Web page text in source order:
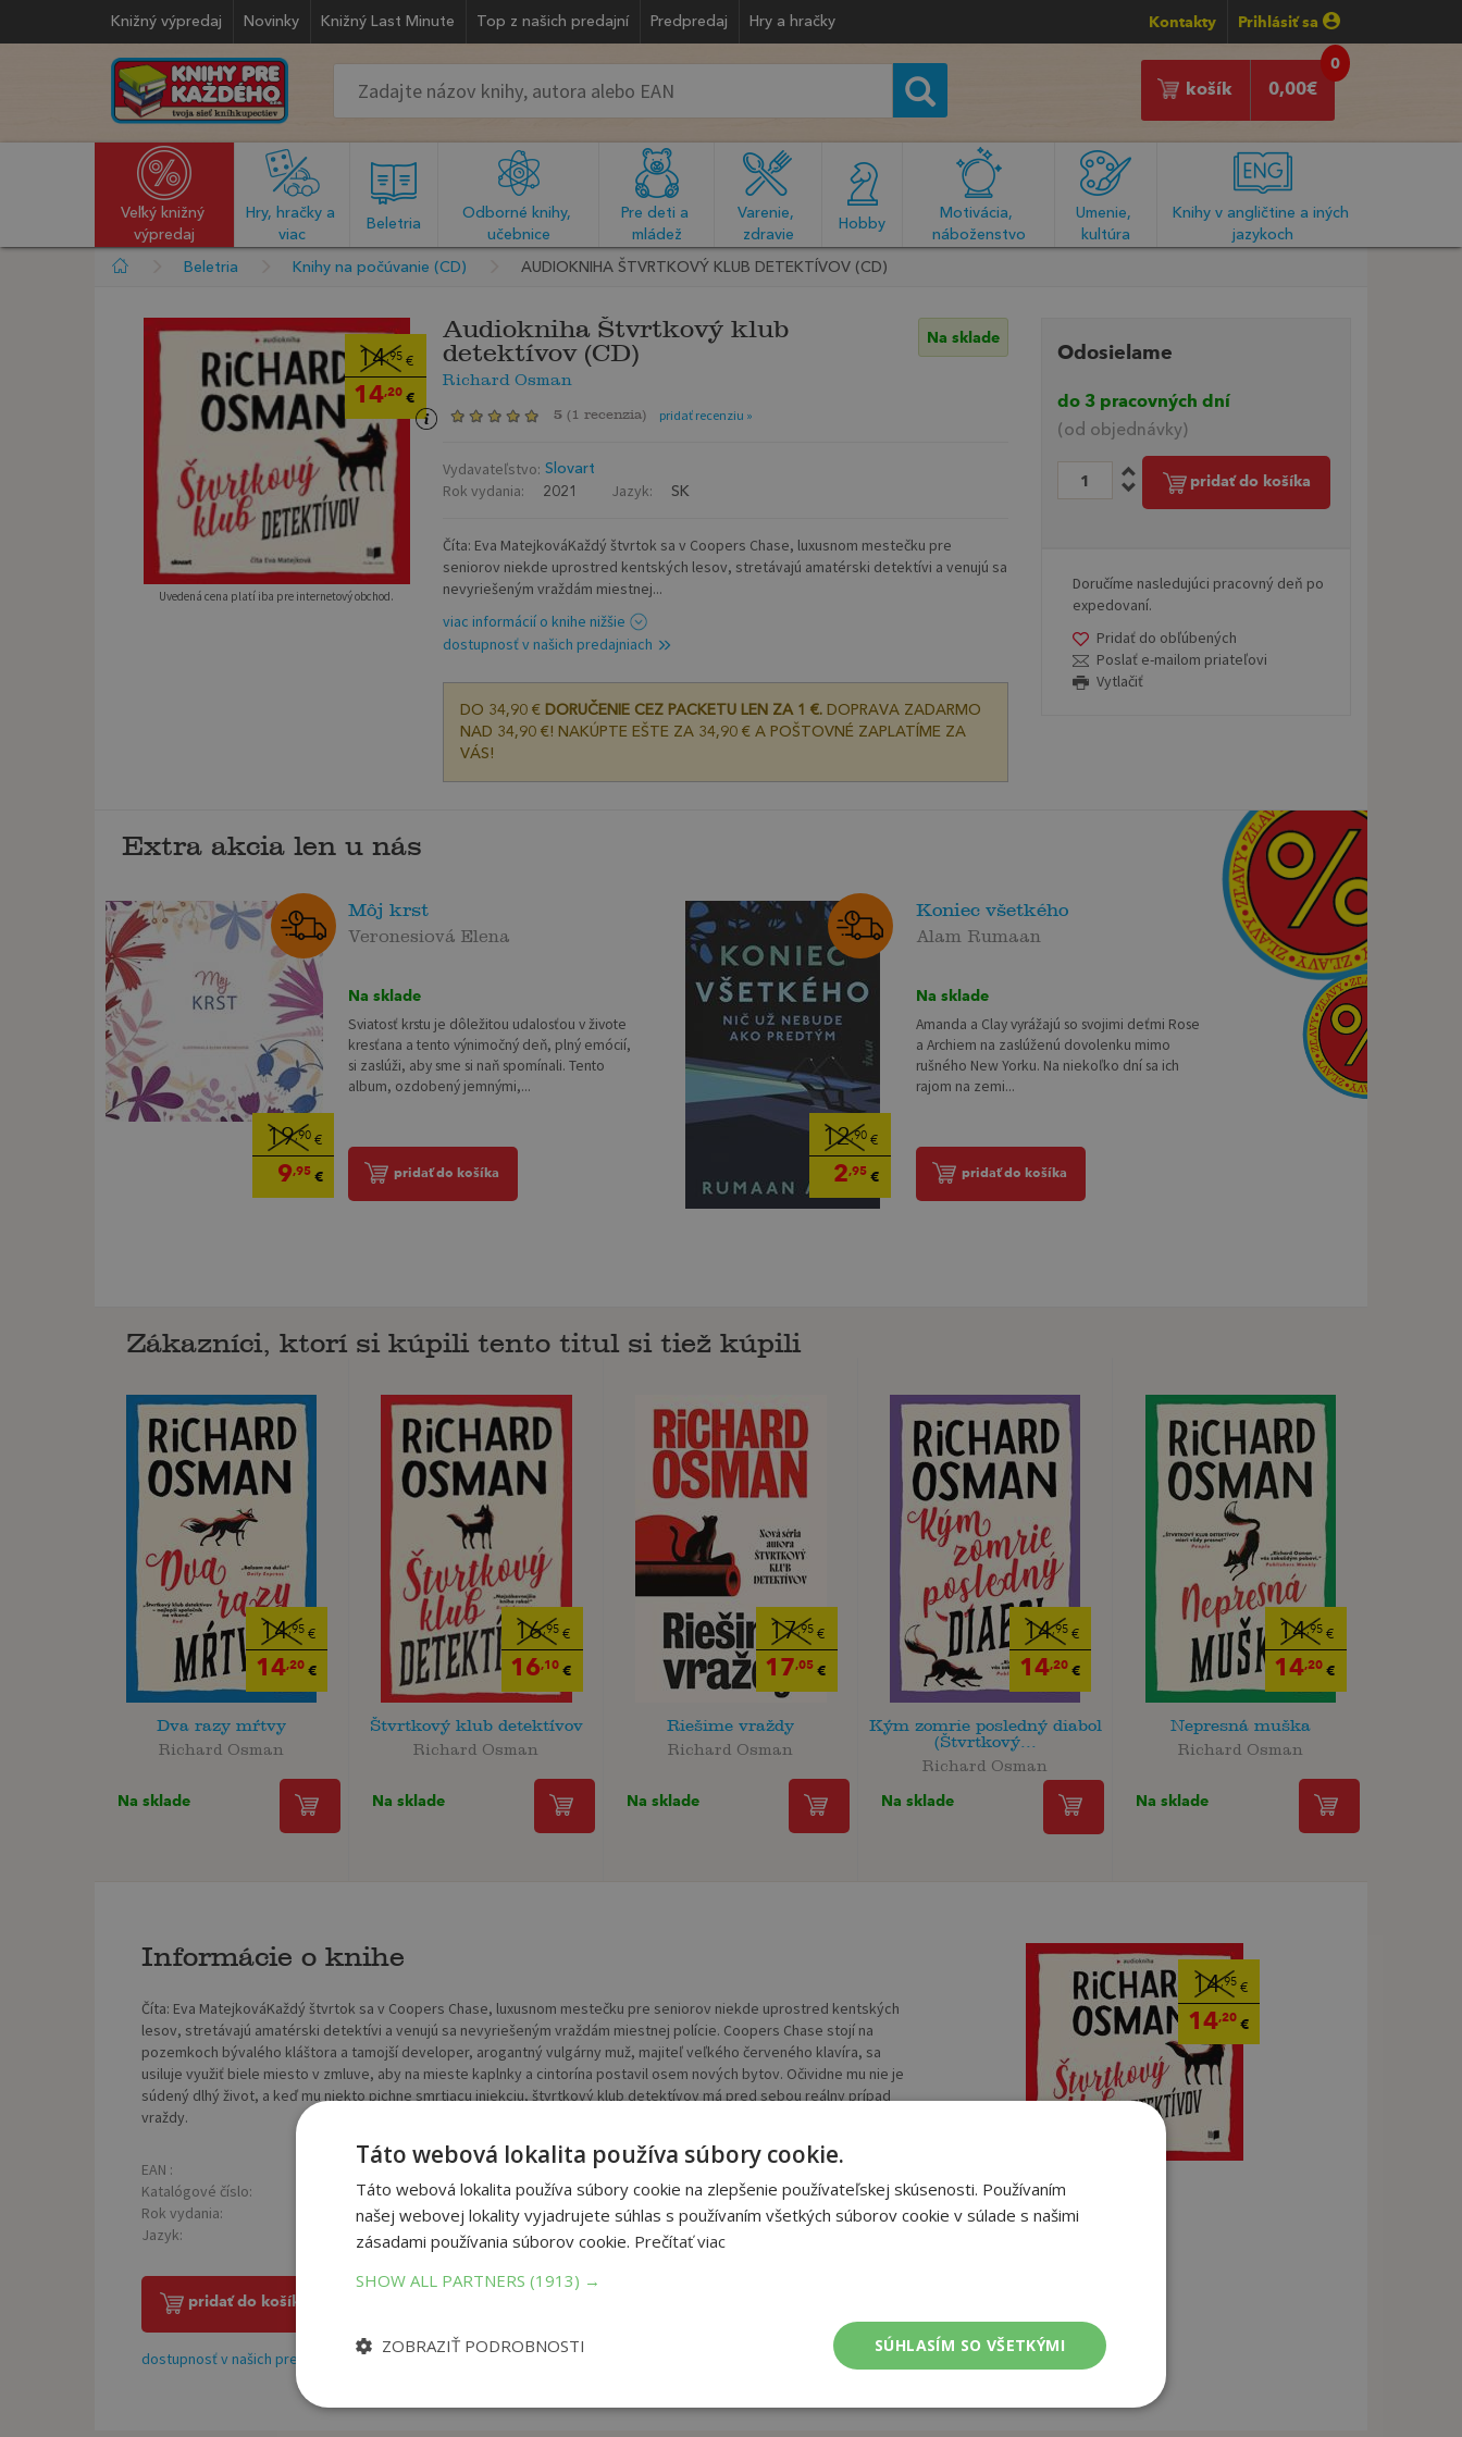
Knižný výpredaj Novinky Knižný Last Minute Top z našich predajní Predpredaj Hry a hračky Kontakty Prihlásiť sa
0
0,00€
košík
Veľký knižný
výpredaj
Hry, hračky a
viac
Beletria
Odborné knihy,
učebnice
Pre deti a
mládež
Varenie,
zdravie
Hobby
Motivácia,
náboženstvo
Umenie,
kultúra
Knihy v angličtine a iných
jazykoch
Beletria Knihy na počúvanie (CD) AUDIOKNIHA ŠTVRTKOVÝ KLUB DETEKTÍVOV (CD)
14,95 €
14,20 €
Uvedená cena platí iba pre internetový obchod.
Audiokniha Štvrtkový klub
detektívov (CD)
Richard Osman
Na sklade
5 ( 1 recenzia) pridať recenziu »
Vydavateľstvo: Slovart
Rok vydania: 2021 Jazyk: SK
Číta: Eva MatejkováKaždý štvrtok sa v Coopers Chase, luxusnom mestečku pre
seniorov niekde uprostred kentských lesov, stretávajú amatérski detektívi a venujú sa
nevyriešeným vraždám miestnej...
viac informácií o knihe nižšie
dostupnosť v našich predajniach
DO 34,90 € DORUČENIE CEZ PACKETU LEN ZA 1 €.DOPRAVA ZADARMO
NAD 34,90 €! NAKÚPTE EŠTE ZA 34,90 € A POŠTOVNÉ ZAPLATÍME ZA
VÁS!
Odosielame
do 3 pracovných dní
(od objednávky)
pridať do košíka
Doručíme nasledujúci pracovný deň po
expedovaní.
Pridať do obľúbených
Poslať e-mailom priateľovi
Vytlačiť
Extra akcia len u nás
19,90€
9,95€
Môj krst
Veronesiová Elena
Na sklade
Sviatosť krstu je dôležitou udalosťou v živote
kresťana a tento výnimočný deň, plný emócií,
si zaslúži, aby sme si naň spomínali. Tento
album, ozdobený jemnými,...
pridať do košíka
12,90 €
2,95 €
Koniec všetkého
Alam Rumaan
Na sklade
Amanda a Clay vyrážajú so svojimi deťmi Rose
a Archiem na zaslúženú dovolenku mimo
rušného New Yorku. Na niekoľko dní sa ich
rajom na zemi...
pridať do košíka
Zákazníci, ktorí si kúpili tento titul si tiež kúpili
14,95€
14,20€
Dva razy mŕtvy
Richard Osman
Na sklade
16,95 €
16,10 €
Štvrtkový klub detektívov
Richard Osman
Na sklade
17,95 €
17,05 €
Riešime vraždy
Richard Osman
Na sklade
14,95€
14,20€
Kým zomrie posledný diabol
(Štvrtkový...
Richard Osman
Na sklade
14,95 €
14,20 €
Nepresná muška
Richard Osman
Na sklade
Informácie o knihe
Číta: Eva MatejkováKaždý štvrtok sa v Coopers Chase, luxusnom mestečku pre seniorov niekde uprostred kentských
lesov, stretávajú amatérski detektívi a venujú sa nevyriešeným vraždám miestnej polície. Coopers Chase stojí na
pozemkoch bývalého kláštora a tamojší developer, arogantný vulgárny muž, majiteľ veľkého červeného klavíra, sa
usiluje využiť biele miesto v zmluve, aby na mieste kaplnky a cintorína postavil osem nových bytov. Očividne mu nie je
súdený dlhý život, a keď mu niekto pichne smrtiacu injekciu, štvrtkový klub detektívov má pred sebou reálny prípad
vraždy.
EAN :
Katalógové číslo:
Rok vydania:
Jazyk:
Väzba:
pridať do košíka
dostupnosť v našich predajniach
14,95€
14,20€
Táto webová lokalita používa súbory cookie.
Táto webová lokalita používa súbory cookie na zlepšenie používateľskej skúsenosti. Používaním
našej webovej lokality vyjadrujete súhlas s používaním všetkých súborov cookie v súlade s našimi
zásadami používania súborov cookie. Prečítať viac
SHOW ALL PARTNERS (1913) →
SÚHLASÍM SO VŠETKÝMI
ZOBRAZIŤ PODROBNOSTI